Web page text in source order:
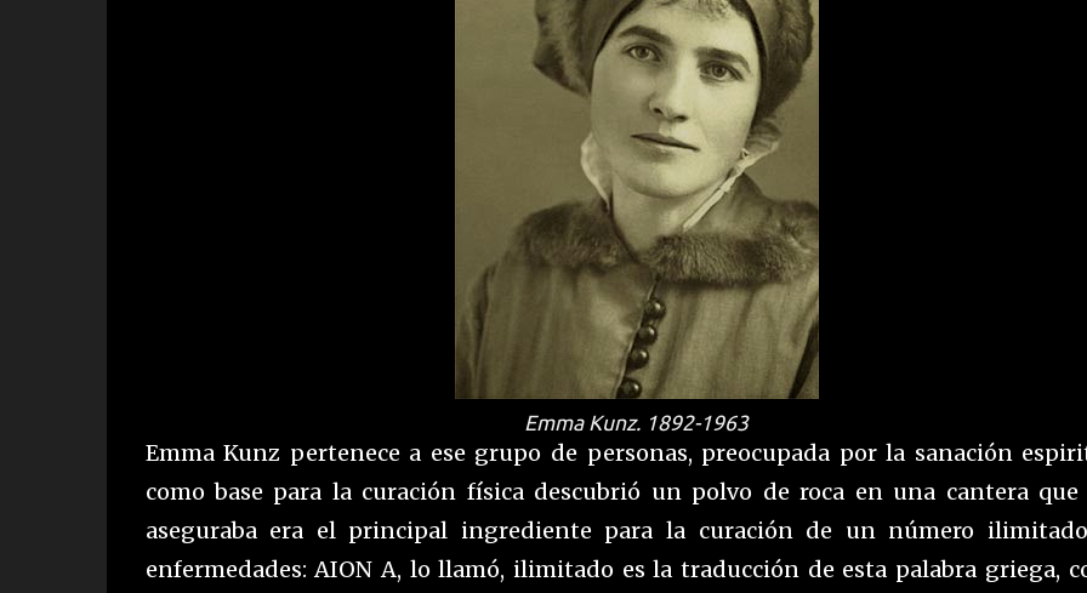
Emma Kunz. 1892-1963
Emma Kunz pertenece a ese grupo de personas, preocupada por la sanación
como base para la curación física descubrió un polvo de roca en una cantera que
aseguraba era el principal ingrediente para la curación de un número
enfermedades: AION A, lo llamó, ilimitado es la traducción de esta palabra griega,